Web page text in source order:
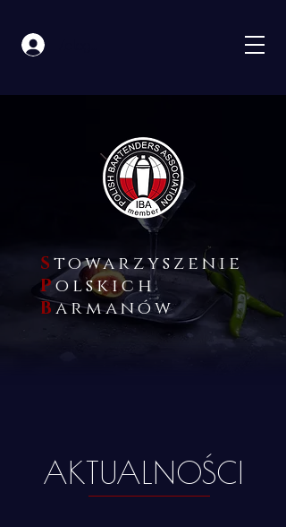
Stowarzyszenie
Polskich
Barmanów
AKTUALNOŚCI